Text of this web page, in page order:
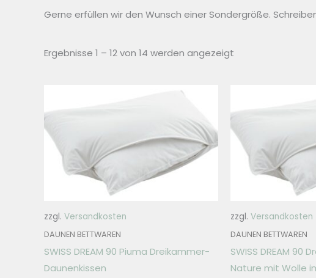
Gerne erfüllen wir den Wunsch einer Sondergröße.
Ergebnisse 1 – 12 von 14 werden angezeigt
zzgl. Versandkosten
DAUNEN BETTWAREN
SWISS DREAM 90 Piuma Dreikammer-
Daunenkissen
zzgl. Versandkosten
DAUNEN BETTWAREN
SWISS DREAM 90
Nature mit Wolle